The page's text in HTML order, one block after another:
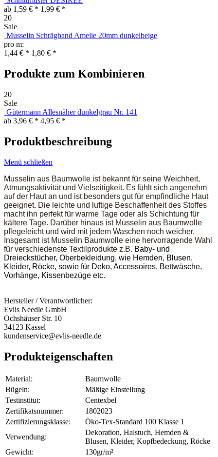
ab 1,59 € * 1,99 € *
20
Sale
Musselin Schrägband Amelie 20mm dunkelbeige
pro m:
1,44 € * 1,80 € *
Produkte zum Kombinieren
20
Sale
Gütermann Allesnäher dunkelgrau Nr. 141
ab 3,96 € * 4,95 € *
Produktbeschreibung
Menü schließen
Musselin aus Baumwolle ist bekannt für seine Weichheit,
Atmungsaktivität und Vielseitigkeit. Es fühlt sich angenehm
auf der Haut an und ist besonders gut für empfindliche Haut
geeignet. Die leichte und luftige Beschaffenheit des Stoffes
macht ihn perfekt für warme Tage oder als Schichtung für
kältere Tage. Darüber hinaus ist Musselin aus Baumwolle
pflegeleicht und wird mit jedem Waschen noch weicher.
Insgesamt ist Musselin Baumwolle eine hervorragende Wahl
für verschiedenste Textilprodukte z.B. Baby- und
Dreieckstücher, Oberbekleidung, wie Hemden, Blusen,
Kleider, Röcke, sowie für Deko, Accessoires, Bettwäsche,
Vorhänge, Kissenbezüge etc.
Hersteller / Verantwortlicher:
Evlis Needle GmbH
Ochshäuser Str. 10
34123 Kassel
kundenservice@evlis-needle.de
Produkteigenschaften
Material:
Baumwolle
Bügeln:
Mäßige Einstellung
Testinstitut:
Centexbel
Zertifikatsnummer:
1802023
Zertifizierungsklasse:
Öko-Tex-Standard 100 Klasse 1
Verwendung:
Dekoration, Halstuch, Hemden &
Blusen, Kleider, Kopfbedeckung, Röcke
Gewicht:
130gr/m²